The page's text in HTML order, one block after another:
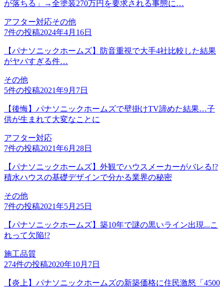
が落ちる」→全塗装270万円を要求される事態に…
アフター対応その他
7件の投稿2024年4月16日
【パナソニックホームズ】防音重視で大手4社比較した結果
がヤバすぎる件…
その他
5件の投稿2021年9月7日
【後悔】パナソニックホームズで壁掛けTV諦めた結果…子
供が生まれて大変なことに
アフター対応
7件の投稿2021年6月28日
【パナソニックホームズ】外観でハウスメーカーがバレる!?
積水ハウスの基礎デザインで分かる業界の秘密
その他
7件の投稿2021年5月25日
【パナソニックホームズ】築10年で謎の黒いライン出現...こ
れって欠陥!?
施工品質
274件の投稿2020年10月7日
【炎上】パナソニックホームズの新築価格に住民激怒「4500